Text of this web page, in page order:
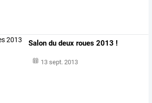
Salon du deux roues 2013 !
13 sept. 2013